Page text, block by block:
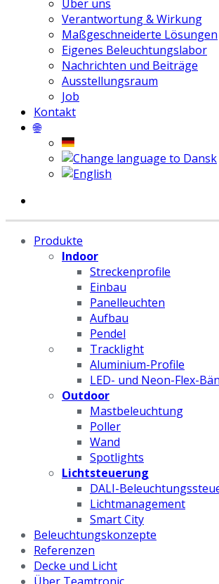
Über uns
Verantwortung & Wirkung
Maßgeschneiderte Lösungen
Eigenes Beleuchtungslabor
Nachrichten und Beiträge
Ausstellungsraum
Job
Kontakt
🌐
Produkte
Indoor
Streckenprofile
Einbau
Panelleuchten
Aufbau
Pendel
Tracklight
Aluminium-Profile
LED- und Neon-Flex-
Outdoor
Mastbeleuchtung
Poller
Wand
Spotlights
Lichtsteuerung
DALI-
Lichtmanagement
Smart City
Beleuchtungskonzepte
Referenzen
Decke und Licht